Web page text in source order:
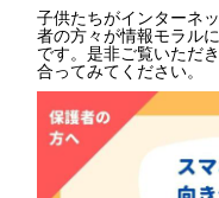
子供たちがインターネ
者の方々が情報モラル
です。是非ご覧いただ
合ってみてください。